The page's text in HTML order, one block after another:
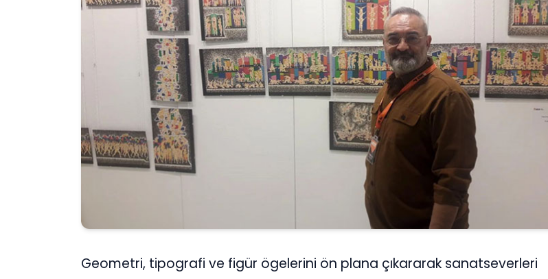
Geometri, tipografi ve figür ögelerini ön plana çıkararak sanatseverleri